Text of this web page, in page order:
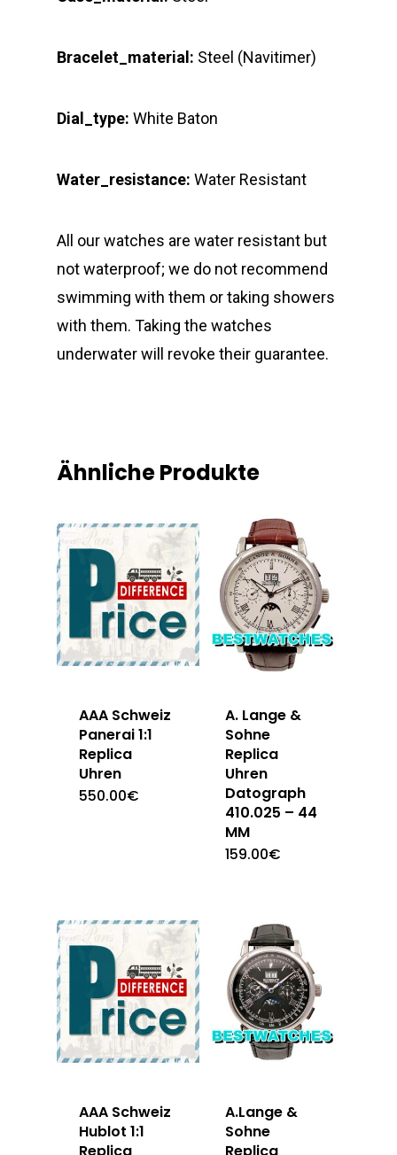
Bracelet_material: Steel (Navitimer)
Dial_type: White Baton
Water_resistance: Water Resistant
All our watches are water resistant but
not waterproof; we do not recommend
swimming with them or taking showers
with them. Taking the watches
underwater will revoke their guarantee.
Ähnliche Produkte
AAA Schweiz
Panerai 1:1
Replica
Uhren
550.00€
A. Lange &
Sohne
Replica
Uhren
Datograph
410.025 – 44
MM
159.00€
AAA Schweiz
Hublot 1:1
Replica
A.Lange &
Sohne
Replica